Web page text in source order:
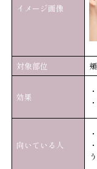
イメージ画像
対象部位
効果
向いている人